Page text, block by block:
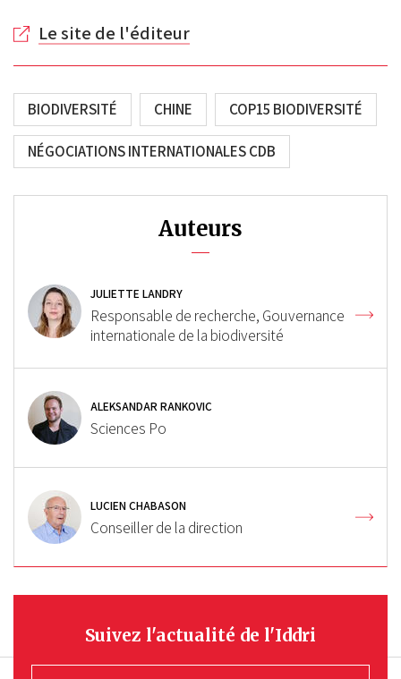
Le site de l'éditeur
BIODIVERSITÉ CHINE COP15 BIODIVERSITÉ
NÉGOCIATIONS INTERNATIONALES CDB
Auteurs
JULIETTE LANDRY
Responsable de recherche, Gouvernance
internationale de la biodiversité
ALEKSANDAR RANKOVIC
Sciences Po
LUCIEN CHABASON
Conseiller de la direction
Suivez l'actualité de l'Iddri